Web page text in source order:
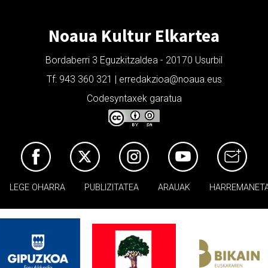
Noaua Kultur Elkartea
Bordaberri 3 Eguzkitzaldea - 20170 Usurbil
Tf: 943 360 321 | erredakzioa@noaua.eus
Codesyntaxek garatua
LEGE OHARRA PUBLIZITATEA ARAUAK